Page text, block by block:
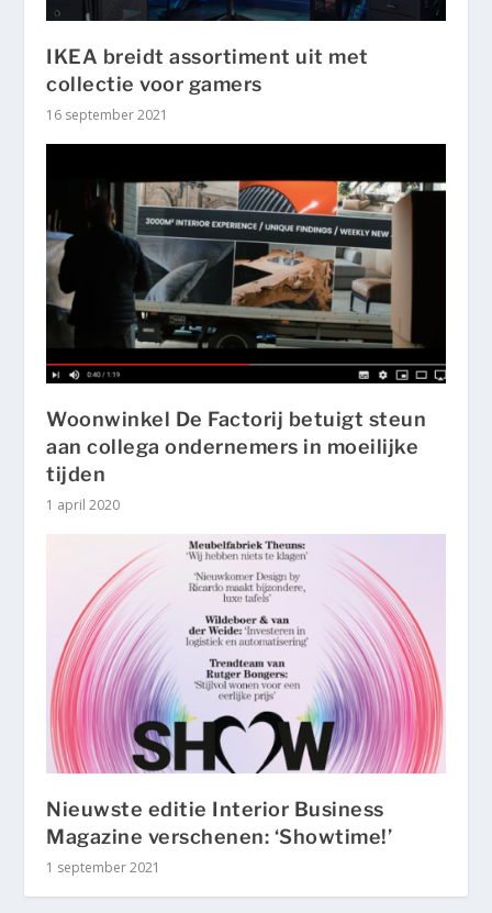
IKEA breidt assortiment uit met
collectie voor gamers
16 september 2021
Woonwinkel De Factorij betuigt steun
aan collega ondernemers in moeilijke
tijden
1 april 2020
Nieuwste editie Interior Business
Magazine verschenen: ‘Showtime!’
1 september 2021